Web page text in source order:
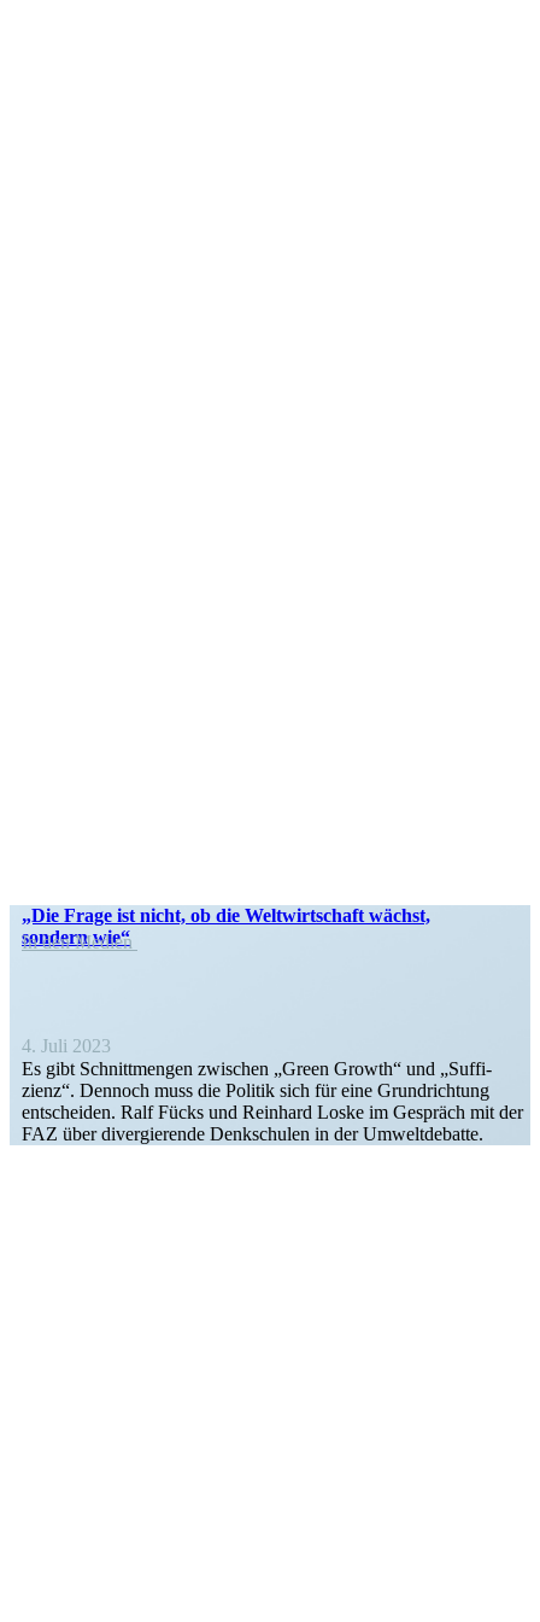
„Die Frage ist nicht, ob die Weltwirt­schaft wächst,
sondern wie“
In den Medien
4. Juli 2023
Es gibt Schnitt­mengen zwischen „Green Growth“ und „Suffi­
zienz“. Dennoch muss die Politik sich für eine Grund­richtung
entscheiden. Ralf Fücks und Reinhard Loske im Gespräch mit der
FAZ über diver­gie­rende Denkschulen in der Umweltdebatte.